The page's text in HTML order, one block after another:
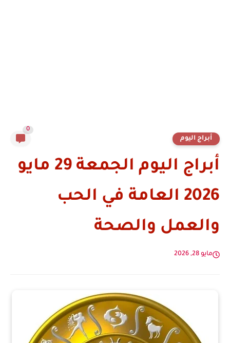
أبراج اليوم
0
أبراج اليوم الجمعة 29 مايو
2026 العامة في الحب
والعمل والصحة
مايو 28, 2026